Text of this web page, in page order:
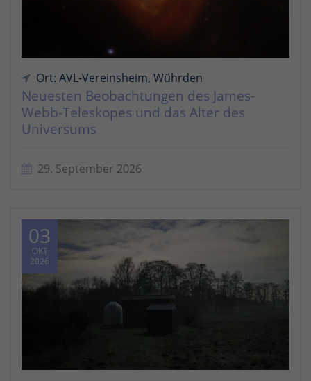
Ort: AVL-Vereinsheim, Wührden
Neuesten Beobachtungen des James-
Webb-Teleskopes und das Alter des
Universums
29. September 2026
03
OKT
2026